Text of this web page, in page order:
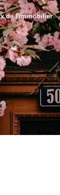
de l'immobilier